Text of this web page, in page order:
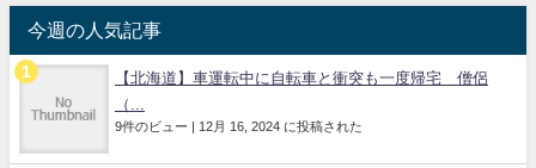
今週の人気記事
【北海道】車運転中に自転車と衝突も一度帰宅 僧侶
（...
9件のビュー 12月 16, 2024 に投稿された